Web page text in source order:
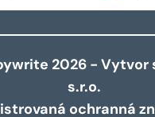
2026 - Vytvor
s.r.o.
ochranná